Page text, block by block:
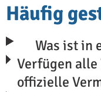
Häufig
Was ist in
Verfügen
offizielle